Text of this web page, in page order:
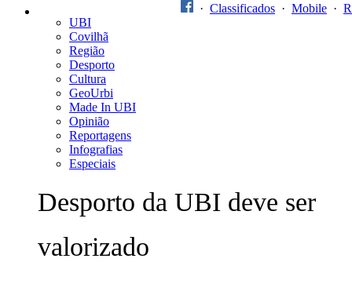
· Classificados · Mobile ·
UBI
Covilhã
Região
Desporto
Cultura
GeoUrbi
Made In UBI
Opinião
Reportagens
Infografias
Especiais
Desporto da UBI deve ser
valorizado